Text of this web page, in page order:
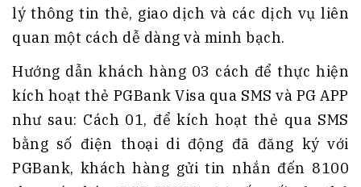
lý thông tin thẻ, giao dịch và các dịch vụ liên
quan một cách dễ dàng và minh bạch.
Hướng dẫn khách hàng 03 cách để thực hiện
kích hoạt thẻ PGBank Visa qua SMS và PG APP
như sau: Cách 01, để kích hoạt thẻ qua SMS
bằng số điện thoại di động đã đăng ký với
PGBank, khách hàng gửi tin nhắn đến 8100